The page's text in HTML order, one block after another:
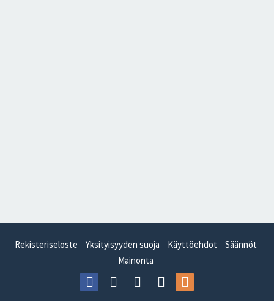
Rekisteriseloste Yksityisyyden suoja Käyttöehdot
Säännöt
Mainonta